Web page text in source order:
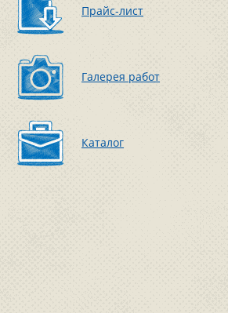
Прайс-лист
Галерея работ
Каталог